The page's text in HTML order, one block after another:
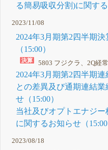
る簡易吸収分割)に関する
2023/11/08
2024年3月期第2四半期
（15:00）
5803 フジクラ、2Q経常
2024年3月期第2四半期
との差異及び通期連結
せ（15:00）
当社及びオプトエナジ
に関するお知らせ（15:00
2023/08/18